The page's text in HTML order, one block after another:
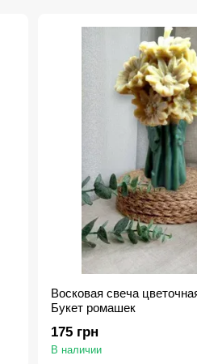
Восковая свеча
Букет ромашек
175 грн
В наличии